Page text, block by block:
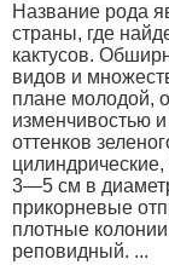
Название рода
страны, где
кактусов.
видов и
плане молодой,
изменчивостью
оттенков
3—5 см в
прикорневые
плотные
реповидный. ...